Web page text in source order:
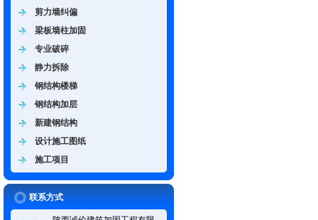
剪力墙纠偏
梁板墙柱加固
专业破碎
静力拆除
钢结构楼梯
钢结构加层
新建钢结构
设计施工图纸
施工项目
联系方式